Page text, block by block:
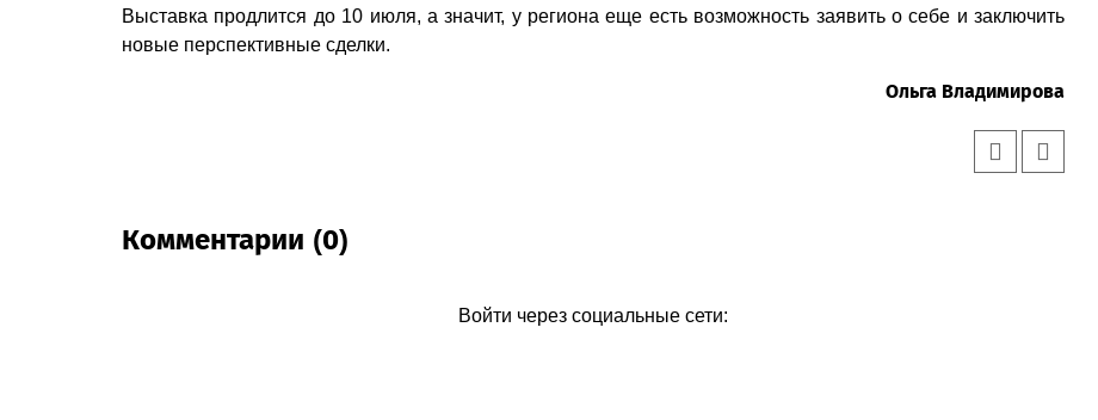
Выставка продлится до 10 июля, а значит, у региона еще есть возможность заявить о себе и заключить
новые перспективные сделки.
Ольга Владимирова
Комментарии (0)
Войти через социальные сети: